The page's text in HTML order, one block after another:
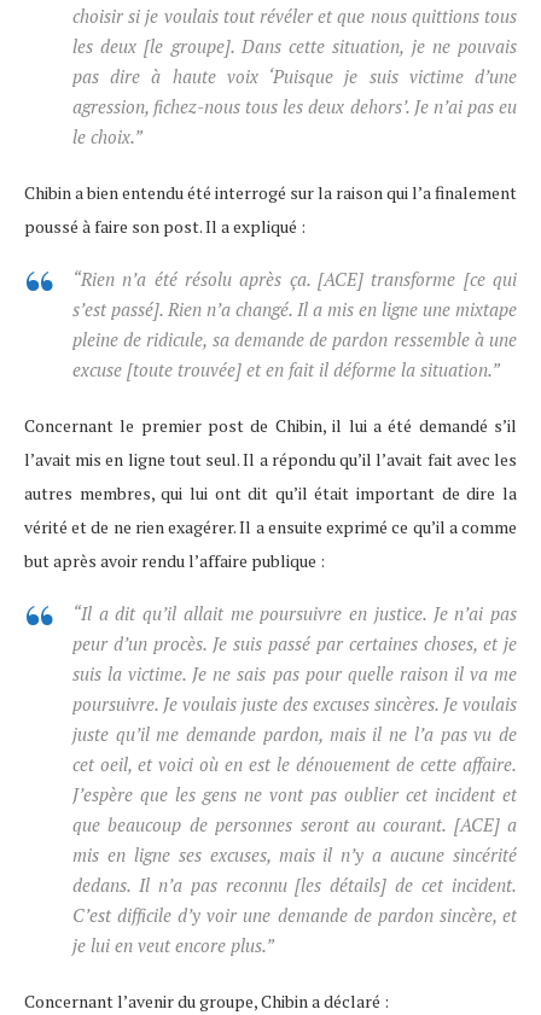
choisir si je voulais tout révéler et que nous quittions tous
les deux [le groupe]. Dans cette situation, je ne pouvais
pas dire à haute voix ‘Puisque je suis victime d’une
agression, fichez-nous tous les deux dehors’. Je n’ai pas eu
le choix.”
Chibin a bien entendu été interrogé sur la raison qui l’a finalement
poussé à faire son post. Il a expliqué :
“Rien n’a été résolu après ça. [ACE] transforme [ce qui
s’est passé]. Rien n’a changé. Il a mis en ligne une mixtape
pleine de ridicule, sa demande de pardon ressemble à une
excuse [toute trouvée] et en fait il déforme la situation.”
Concernant le premier post de Chibin, il lui a été demandé s’il
l’avait mis en ligne tout seul. Il a répondu qu’il l’avait fait avec les
autres membres, qui lui ont dit qu’il était important de dire la
vérité et de ne rien exagérer. Il a ensuite exprimé ce qu’il a comme
but après avoir rendu l’affaire publique :
“Il a dit qu’il allait me poursuivre en justice. Je n’ai pas
peur d’un procès. Je suis passé par certaines choses, et je
suis la victime. Je ne sais pas pour quelle raison il va me
poursuivre. Je voulais juste des excuses sincères. Je voulais
juste qu’il me demande pardon, mais il ne l’a pas vu de
cet oeil, et voici où en est le dénouement de cette affaire.
J’espère que les gens ne vont pas oublier cet incident et
que beaucoup de personnes seront au courant. [ACE] a
mis en ligne ses excuses, mais il n’y a aucune sincérité
dedans. Il n’a pas reconnu [les détails] de cet incident.
C’est difficile d’y voir une demande de pardon sincère, et
je lui en veut encore plus.”
Concernant l’avenir du groupe, Chibin a déclaré :